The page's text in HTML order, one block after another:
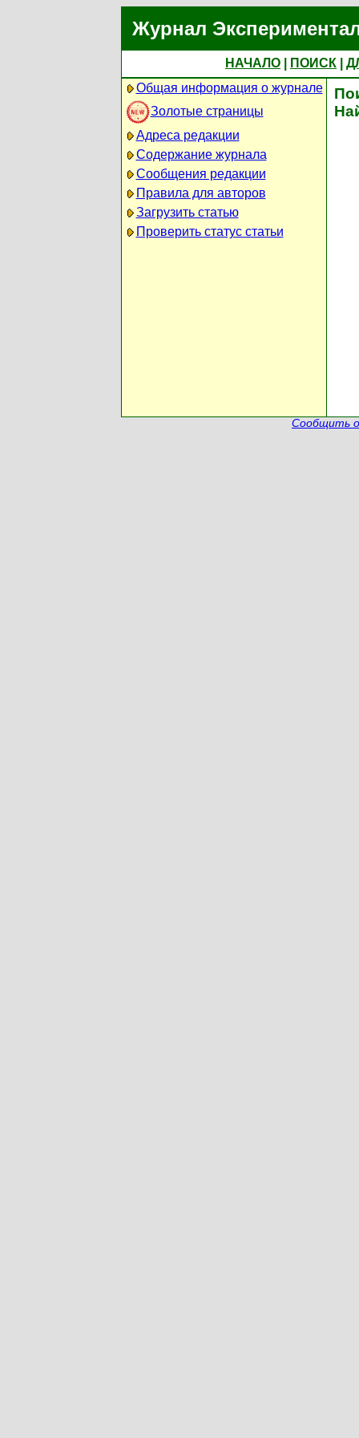
Журнал
НАЧАЛО ПОИСК
Общая информация о журнале
Золотые страницы
Адреса редакции
Содержание журнала
Сообщения редакции
Правила для авторов
Загрузить статью
Проверить статус статьи
Сообщить о